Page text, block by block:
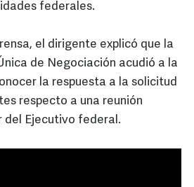
federales.
el dirigente explicó que la
de Negociación acudió a la
la respuesta a la solicitud
respecto a una reunión
Ejecutivo federal.